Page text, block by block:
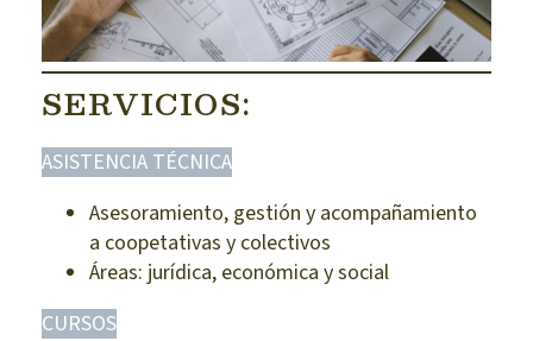
SERVICIOS:
ASISTENCIA TÉCNICA
Asesoramiento, gestión y acompañamiento
a coopetativas y colectivos
Áreas: jurídica, económica y social
CURSOS